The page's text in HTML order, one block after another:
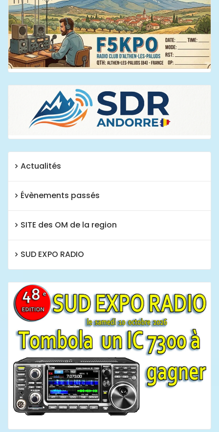
Actualités
Évènements passés
SITE des OM de la region
SUD EXPO RADIO